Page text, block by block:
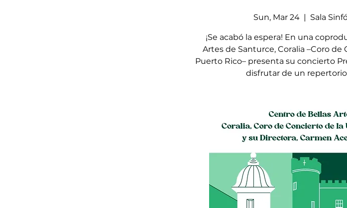
Sun, Mar 24
  |
Sala
¡Se acabó la espera! En una
Artes de Santurce, Coralia –Coro
Puerto Rico– presenta su concierto
disfrutar de un